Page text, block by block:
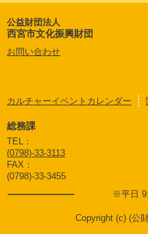
公益財団法人
西宮市文化振興財団
お問い合わせ
カルチャーイベントカレンダー
総務課
TEL：
(0798)-33-3113
FAX：
(0798)-33-3455
※平日
Copyright (c) (公